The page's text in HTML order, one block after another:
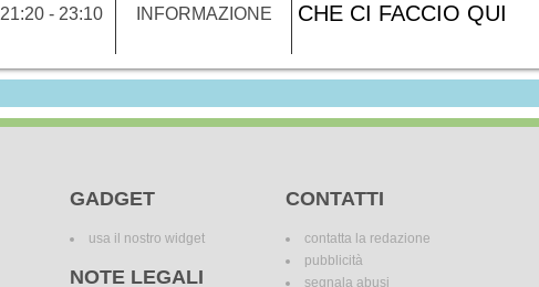
21:20 - 23:10 INFORMAZIONE CHE CI FACCIO QUI
GADGET
usa il nostro widget
NOTE LEGALI
CONTATTI
contatta la redazione
pubblicità
segnala abusi